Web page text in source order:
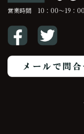
営業時間 10：00～19：